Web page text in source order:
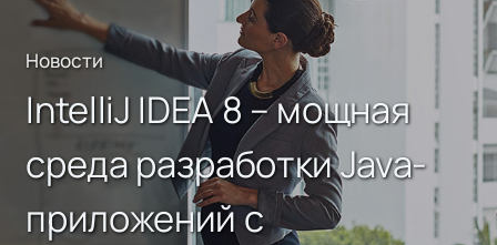
Новости
IntelliJ IDEA 8 – мощная
среда разработки Java-
приложений с